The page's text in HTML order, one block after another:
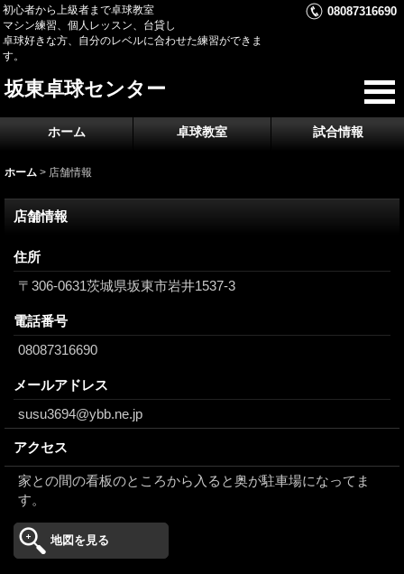
初心者から上級者まで卓球教室
マシン練習、個人レッスン、台貸し
卓球好きな方、自分のレベルに合わせた練習ができま
す。
08087316690
坂東卓球センター
ホーム 卓球教室 試合情報
ホーム > 店舗情報
店舗情報
住所
〒306-0631茨城県坂東市岩井1537-3
電話番号
08087316690
メールアドレス
susu3694@ybb.ne.jp
アクセス
家との間の看板のところから入ると奥が駐車場になってま
す。
地図を見る